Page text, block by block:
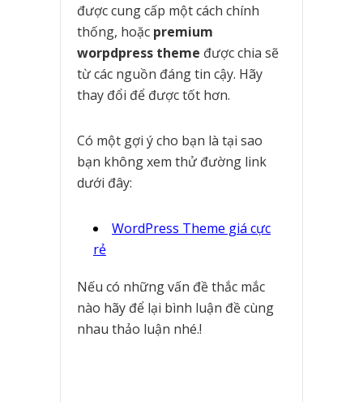
được cung cấp một cách chính
thống, hoặc premium
worpdpress theme được chia sẽ
từ các nguồn đáng tin cậy. Hãy
thay đổi để được tốt hơn.
Có một gợi ý cho bạn là tại sao
bạn không xem thử đường link
dưới đây:
WordPress Theme giá cực
rẻ
Nếu có những vấn đề thắc mắc
nào hãy để lại bình luận đề cùng
nhau thảo luận nhé.!